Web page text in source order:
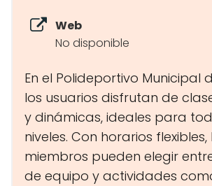
Web
No disponible
En el Polideportivo Municipal
los usuarios disfrutan de
y dinámicas, ideales para
niveles. Con horarios flexibles,
miembros pueden elegir
de equipo y actividades